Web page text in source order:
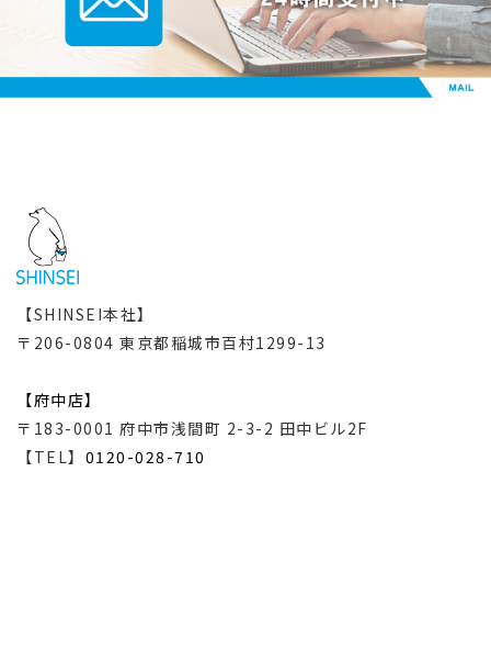
【SHINSEI本社】
〒206-0804 東京都稲城市百村1299-13
【府中店】
〒183-0001 府中市浅間町 2-3-2 田中ビル2F
【TEL】 0120-028-710